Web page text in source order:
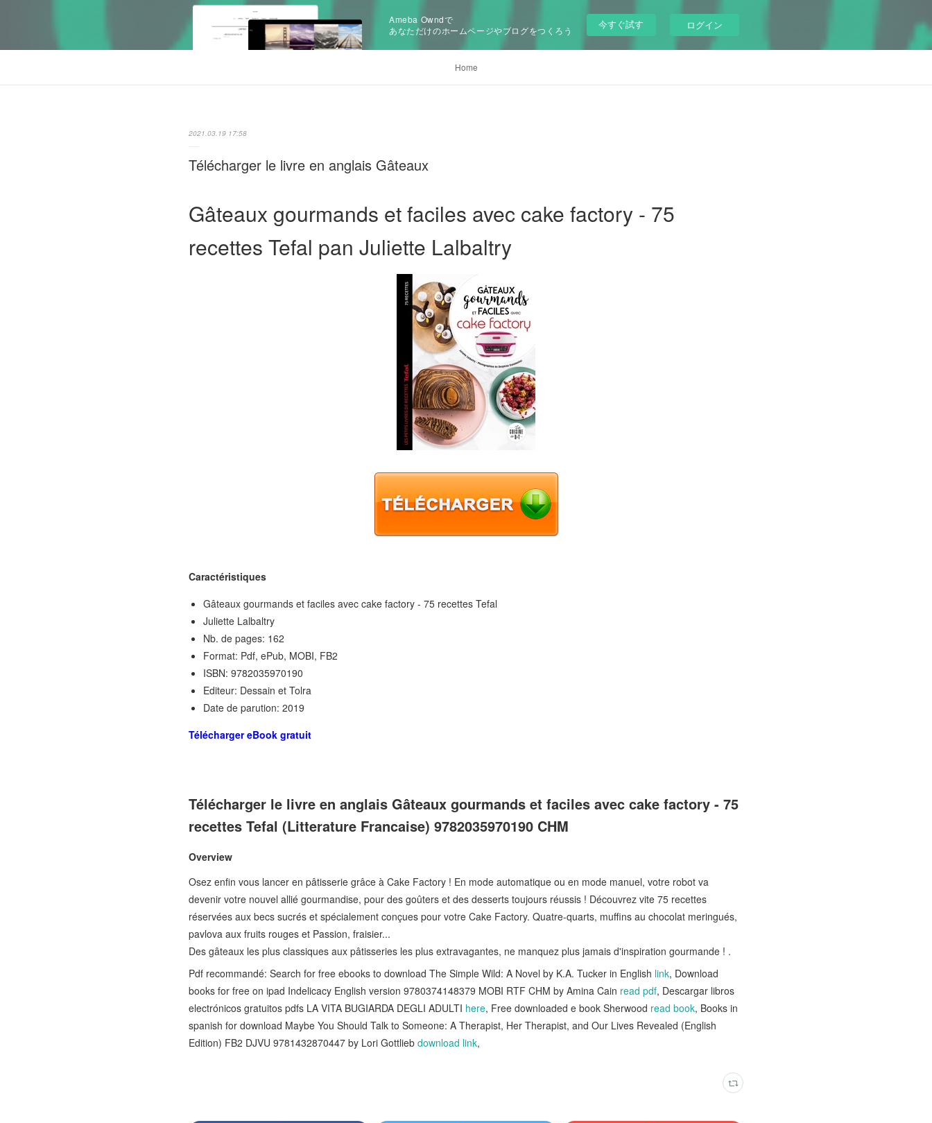
Ameba Owndで
あなただけのホームページやブログをつくろう
今すぐ試す ログイン
Home
2021.03.19 17:58
Télécharger le livre en anglais Gâteaux
Gâteaux gourmands et faciles avec cake factory - 75
recettes Tefal pan Juliette Lalbaltry
Caractéristiques
Gâteaux gourmands et faciles avec cake factory - 75 recettes Tefal
Juliette Lalbaltry
Nb. de pages: 162
Format: Pdf, ePub, MOBI, FB2
ISBN: 9782035970190
Editeur: Dessain et Tolra
Date de parution: 2019
Télécharger eBook gratuit
Télécharger le livre en anglais Gâteaux gourmands et faciles avec cake factory - 75
recettes Tefal (Litterature Francaise) 9782035970190 CHM
Overview
Osez enfin vous lancer en pâtisserie grâce à Cake Factory ! En mode automatique ou en mode manuel, votre robot va
devenir votre nouvel allié gourmandise, pour des goûters et des desserts toujours réussis ! Découvrez vite 75 recettes
réservées aux becs sucrés et spécialement conçues pour votre Cake Factory. Quatre-quarts, muffins au chocolat meringués,
pavlova aux fruits rouges et Passion, fraisier...
Des gâteaux les plus classiques aux pâtisseries les plus extravagantes, ne manquez plus jamais d'inspiration gourmande ! .
Pdf recommandé: Search for free ebooks to download The Simple Wild: A Novel by K.A. Tucker in English link, Download
books for free on ipad Indelicacy English version 9780374148379 MOBI RTF CHM by Amina Cain read pdf, Descargar libros
electrónicos gratuitos pdfs LA VITA BUGIARDA DEGLI ADULTI here, Free downloaded e book Sherwood read book, Books in
spanish for download Maybe You Should Talk to Someone: A Therapist, Her Therapist, and Our Lives Revealed (English
Edition) FB2 DJVU 9781432870447 by Lori Gottlieb download link,